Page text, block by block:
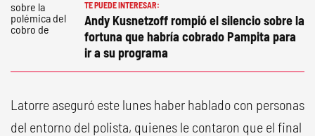
TE PUEDE INTERESAR:
Andy Kusnetzoff rompió el silencio sobre la
fortuna que habría cobrado Pampita para
ir a su programa
Latorre aseguró este lunes haber hablado con personas
del entorno del polista, quienes le contaron que el final